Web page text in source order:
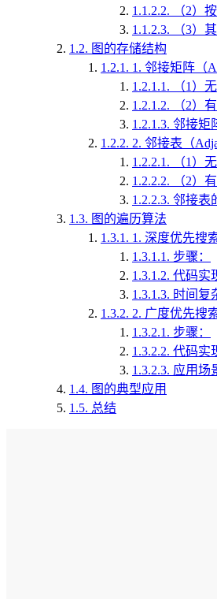
1.1.2.2.
（2）
1.1.2.3.
（3）
1.2. 图的存储结构
1.2.1. 1. 邻接矩阵（
1.2.1.1.
（1）
1.2.1.2.
（2）
1.2.1.3. 邻接矩
1.2.2. 2. 邻接表（
1.2.2.1.
（1）
1.2.2.2.
（2）
1.2.2.3. 邻接表
1.3. 图的遍历算法
1.3.1. 1. 深度优先搜
1.3.1.1. 步骤：
1.3.1.2. 代码实
1.3.1.3. 时间复
1.3.2. 2. 广度优先搜
1.3.2.1. 步骤：
1.3.2.2. 代码实
1.3.2.3. 应用场
1.4. 图的典型应用
1.5. 总结